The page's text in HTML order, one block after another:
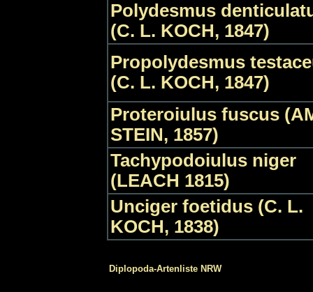
Polydesmus
(C. L. KOCH, 1847)
Propolydesmus
(C. L. KOCH, 1847)
Proteroiulus fuscus
STEIN, 1857)
Tachypodoiulus niger
(LEACH 1815)
Unciger foetidus (C. L.
KOCH, 1838)
Diplopoda-Artenliste NRW